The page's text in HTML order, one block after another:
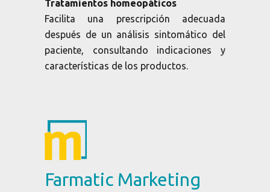
Tratamientos homeopáticos
Facilita una prescripción adecuada
después de un análisis sintomático del
paciente, consultando indicaciones y
características de los productos.
Farmatic Marketing